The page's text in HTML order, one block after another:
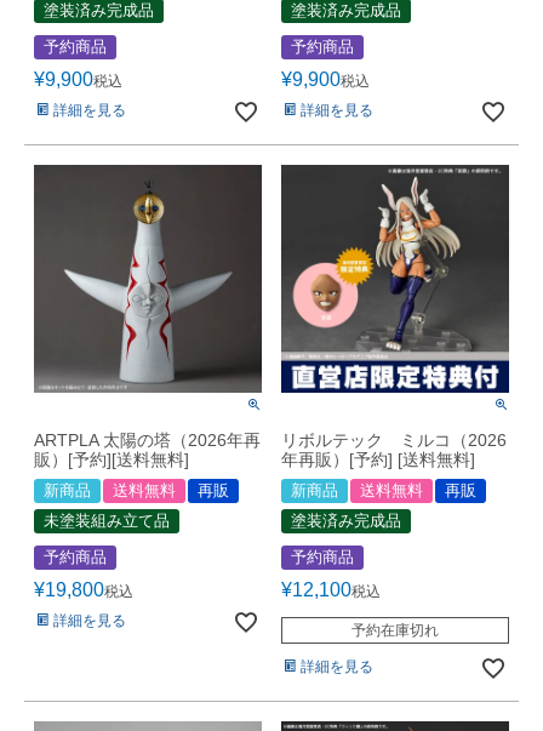
塗装済み完成品
予約商品
¥9,900税込
詳細を見る
塗装済み完成品
予約商品
¥9,900税込
詳細を見る
ARTPLA 太陽の塔（2026年再
販）[予約][送料無料]
新商品 送料無料
再販
未塗装組み立て品
予約商品
¥19,800税込
詳細を見る
リボルテック ミルコ（2026
年再販）[予約] [送料無料]
新商品 送料無料
再販
塗装済み完成品
予約商品
¥12,100税込
予約在庫切れ
詳細を見る